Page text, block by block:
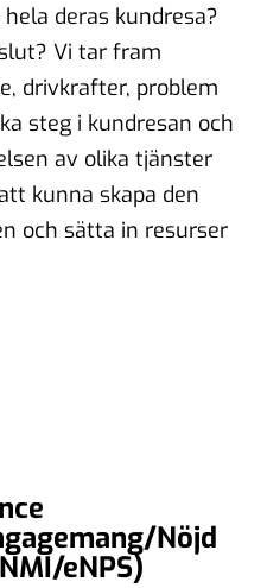
deras kundresa?
Vi tar fram
drivkrafter, problem
steg i kundresan och
av olika tjänster
kunna skapa den
och sätta in resurser
Nöjd
eNPS)